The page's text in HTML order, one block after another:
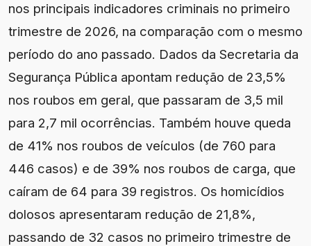
nos principais indicadores criminais no primeiro
trimestre de 2026, na comparação com o mesmo
período do ano passado. Dados da Secretaria da
Segurança Pública apontam redução de 23,5%
nos roubos em geral, que passaram de 3,5 mil
para 2,7 mil ocorrências. Também houve queda
de 41% nos roubos de veículos (de 760 para
446 casos) e de 39% nos roubos de carga, que
caíram de 64 para 39 registros. Os homicídios
dolosos apresentaram redução de 21,8%,
passando de 32 casos no primeiro trimestre de